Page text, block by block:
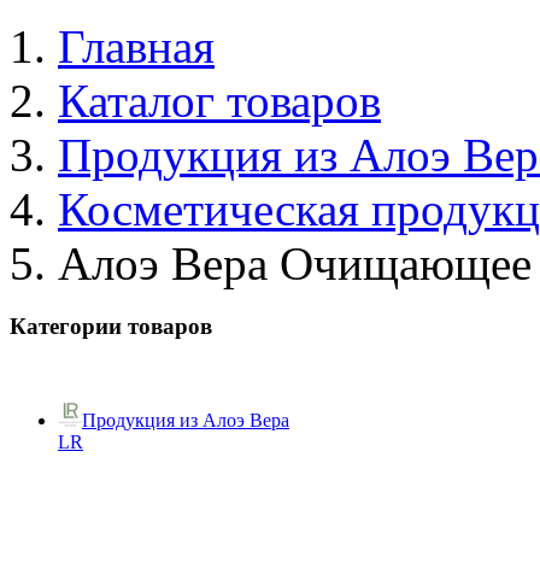
Главная
Каталог товаров
Продукция из Алоэ
Косметическая
Алоэ Вера Очищающее
Категории товаров
Продукция из Алоэ Вера
LR